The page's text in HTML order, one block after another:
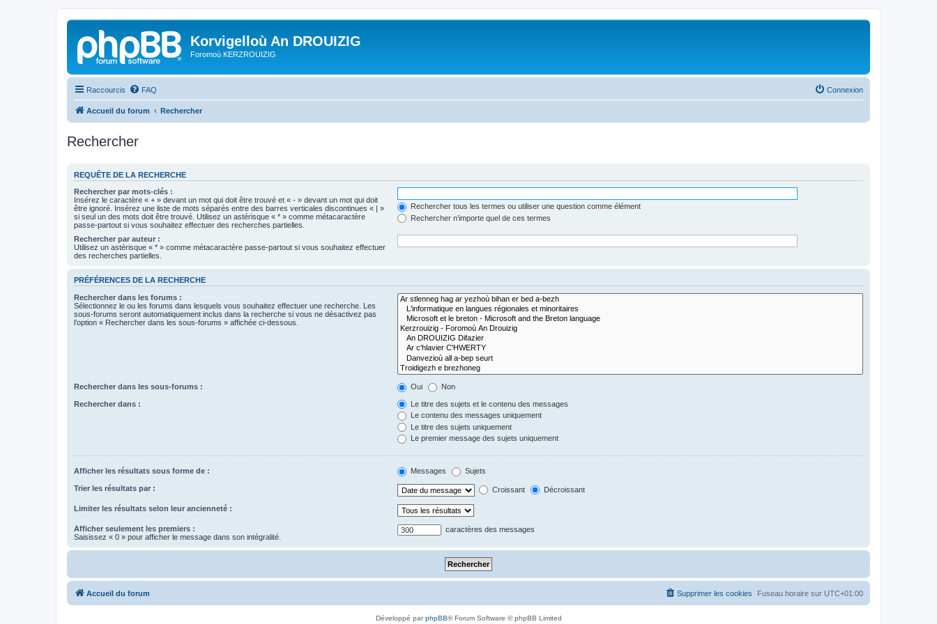
Korvigelloù An DROUIZIG
Foromoù KERZROUIZIG
Raccourcis FAQ Connexion
Accueil du forum Rechercher
Rechercher
REQUÊTE DE LA RECHERCHE
Rechercher par mots-clés :
Insérez le caractère « + » devant un mot qui doit être trouvé et « - » devant un mot qui doit
être ignoré. Insérez une liste de mots séparés entre des barres verticales discontinues « | »
si seul un des mots doit être trouvé. Utilisez un astérisque « * » comme métacaractère
passe-partout si vous souhaitez effectuer des recherches partielles.
Rechercher tous les termes ou utiliser une question comme élément
Rechercher n’importe quel de ces termes
Rechercher par auteur :
Utilisez un astérisque « * » comme métacaractère passe-partout si vous souhaitez effectuer
des recherches partielles.
PRÉFÉRENCES DE LA RECHERCHE
Rechercher dans les forums :
Sélectionnez le ou les forums dans lesquels vous souhaitez effectuer une recherche. Les
sous-forums seront automatiquement inclus dans la recherche si vous ne désactivez pas
l’option « Rechercher dans les sous-forums » affichée ci-dessous.
Rechercher dans les sous-forums : Oui Non
Rechercher dans :
Le titre des sujets et le contenu des messages
Le contenu des messages uniquement
Le titre des sujets uniquement
Le premier message des sujets uniquement
Afficher les résultats sous forme de : Messages Sujets
Trier les résultats par : Croissant Décroissant
Limiter les résultats selon leur ancienneté :
Afficher seulement les premiers :
Saisissez « 0 » pour afficher le message dans son intégralité.
caractères des messages
Accueil du forum Fuseau horaire sur UTC+01:00
Supprimer les cookies
Développé parphpBB® Forum Software © phpBB Limited